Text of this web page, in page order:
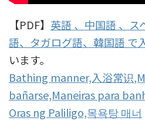
【PDF】 英語 、中国語 、ス
語、タガログ語、韓国語 で
います。
Bathing manner,入浴常识
bañarse,Maneiras para
Oras ng Paliligo,목욕탕 매너